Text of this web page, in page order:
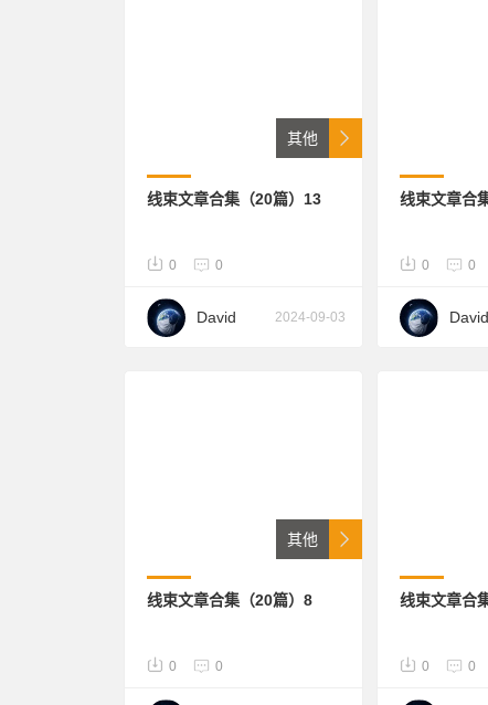
其他
线束文章合集（20篇）13
0 0
David 2024-09-03
线束文章合
0 0
David
其他
线束文章合集（20篇）8
0 0
线束文章合
0 0